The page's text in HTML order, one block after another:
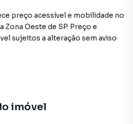
preço acessível e mobilidade no
Zona Oeste de SP. Preço e
sujeitos a alteração sem aviso
imóvel